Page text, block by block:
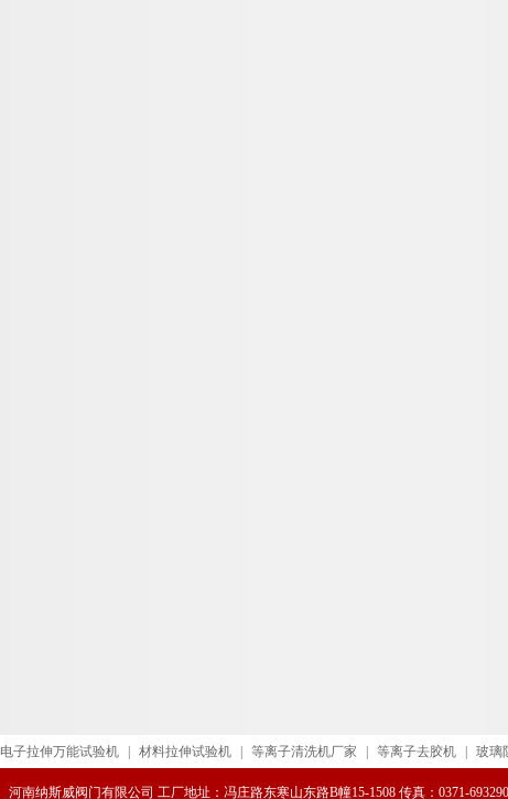
电子拉伸万能试验机 材料拉伸试验机 等离子清洗机厂家 等离子去胶机 玻璃
河南纳斯威阀门有限公司 工厂地址：冯庄路东寒山东路B幢15-1508 传真：0371-